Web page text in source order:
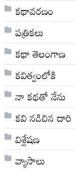
కథావరణం
పత్రికలు
కథా తెలంగాణ
కవిత్వంలోకి
నా క‌థ‌తో నేను
కవి నడిచిన దారి
విశ్లేషణ
వ్యాసాలు